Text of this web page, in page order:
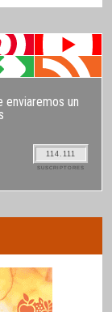
un
114.111
SUSCRIPTORES